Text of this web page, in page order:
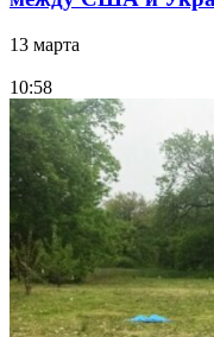
13 марта
10:58